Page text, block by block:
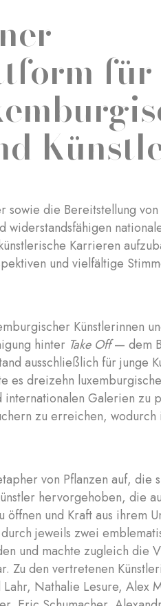
für
sowie die Bereitstellung
Karrieren
und vielfältige
Künstlerinnen
hinter Take Off— dem
ausschließlich für junge
dreizehn
Galerien zu
zu erreichen,
von Pflanzen auf, die
hervorgehoben, die
und Kraft aus ihrem
jeweils zwei
und machte zugleich die
Zu den vertretenen
Nathalie Lesure, Alex